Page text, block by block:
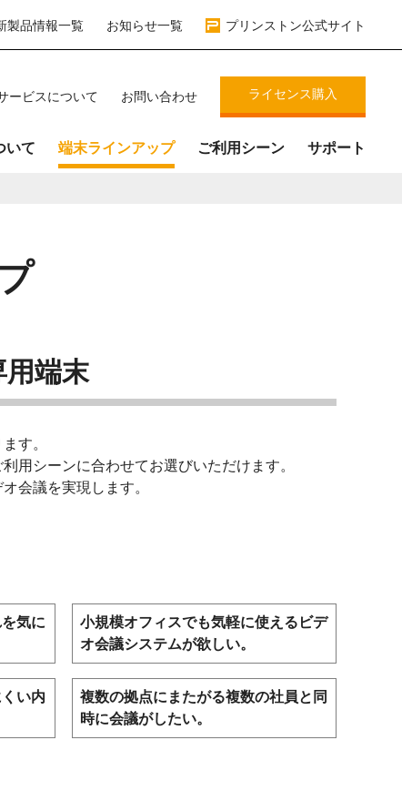
製品情報一覧 お知らせ一覧 プリンストン公式サイト
ービスについて お問い合わせ ライセンス購入
いて 端末ラインアップ ご利用シーン サポート
端末
す。
用シーンに合わせてお選びいただけます。
会議を実現します。
気に
小規模オフィスでも気軽に使えるビデ
オ会議システムが欲しい。
い内
複数の拠点にまたがる複数の社員と同
時に会議がしたい。